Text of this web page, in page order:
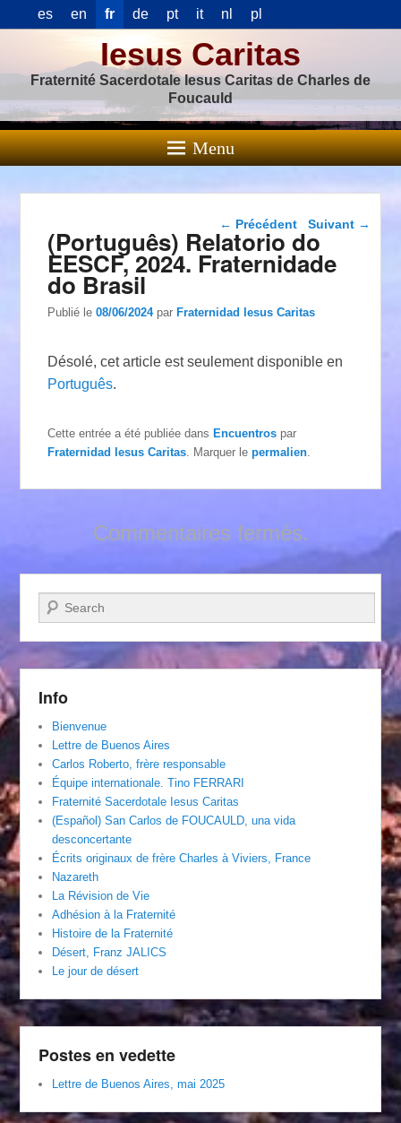
es en fr de pt it nl pl
Iesus Caritas
Fraternité Sacerdotale Iesus Caritas de Charles de
Foucauld
Menu
Navigation dans les
← Précédent Suivant →
(Português) Relatorio do
EESCF, 2024. Fraternidade
do Brasil
Publié le08/06/2024 parFraternidad Iesus Caritas
Désolé, cet article est seulement disponible en
Português.
Cette entrée a été publiée dansEncuentros par
Fraternidad Iesus Caritas . Marquer lepermalien
Commentaires fermés.
Recherche
Info
Bienvenue
Lettre de Buenos Aires
Carlos Roberto, frère responsable
Équipe internationale. Tino FERRARI
Fraternité Sacerdotale Iesus Caritas
(Español) San Carlos de FOUCAULD, una vida
desconcertante
Écrits originaux de frère Charles à Viviers, France
Nazareth
La Révision de Vie
Adhésion à la Fraternité
Histoire de la Fraternité
Désert, Franz JALICS
Le jour de désert
Postes en vedette
Lettre de Buenos Aires, mai 2025